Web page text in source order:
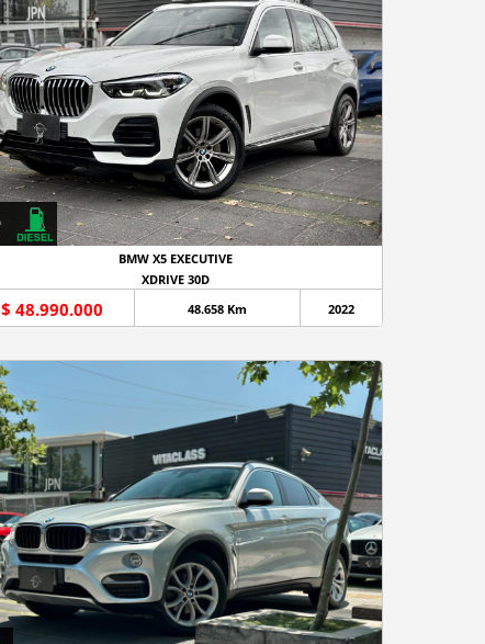
BMW X5 EXECUTIVE
XDRIVE 30D
$ 48.990.000 48.658 Km 2022